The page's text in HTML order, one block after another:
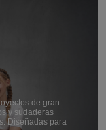
de gran
y sudaderas
Diseñadas para